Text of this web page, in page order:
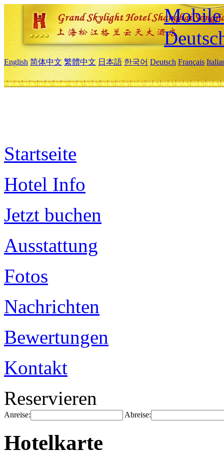
Mobile
English 简体中文 繁體中文 日本語 한국어 Deutsch Français
Startseite
Hotel Info
Jetzt buchen
Ausstattung
Fotos
Nachrichten
Bewertungen
Kontakt
Reservieren
Anreise: Abreise:
Hotelkarte